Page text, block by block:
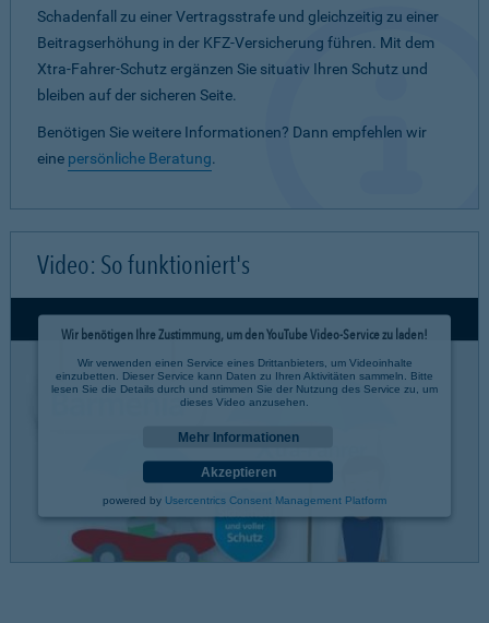
Schadenfall zu einer Vertragsstrafe und gleichzeitig zu einer
Beitragserhöhung in der KFZ-Versicherung führen. Mit dem
Xtra-Fahrer-Schutz ergänzen Sie situativ Ihren Schutz und
bleiben auf der sicheren Seite.
Benötigen Sie weitere Informationen? Dann empfehlen wir
eine persönliche Beratung.
Video: So funktioniert's
Wir benötigen Ihre Zustimmung, um den YouTube Video-Service zu laden!
Wir verwenden einen Service eines Drittanbieters, um Videoinhalte
einzubetten. Dieser Service kann Daten zu Ihren Aktivitäten sammeln. Bitte
lesen Sie die Details durch und stimmen Sie der Nutzung des Service zu, um
dieses Video anzusehen.
Mehr Informationen
Akzeptieren
powered by Usercentrics Consent Management Platform